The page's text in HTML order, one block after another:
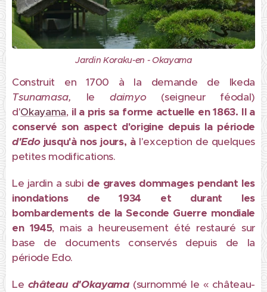
Jardin Koraku-en - Okayama
Construit en 1700 à la demande de Ikeda
Tsunamasa, ledaimyo(seigneur féodal)
d'Okayama, il a pris sa forme actuelle en 1863. Il a
conservé son aspect d'origine depuis la période
d'Edojusqu'à nos jours, àl'exception de quelques
petites modifications.
Le jardin a subi de graves dommages pendant les
inondations de 1934 et durant les
bombardements de la Seconde Guerre mondiale
en 1945, mais a heureusement été restauré sur
base de documents conservés depuis de la
période Edo.
Le château d'Okayama (surnommé le « château-